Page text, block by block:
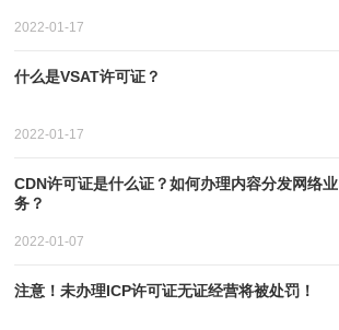
2022-01-17
什么是VSAT许可证？
2022-01-17
CDN许可证是什么证？如何办理内容分发网络业
务？
2022-01-07
注意！未办理ICP许可证无证经营将被处罚！